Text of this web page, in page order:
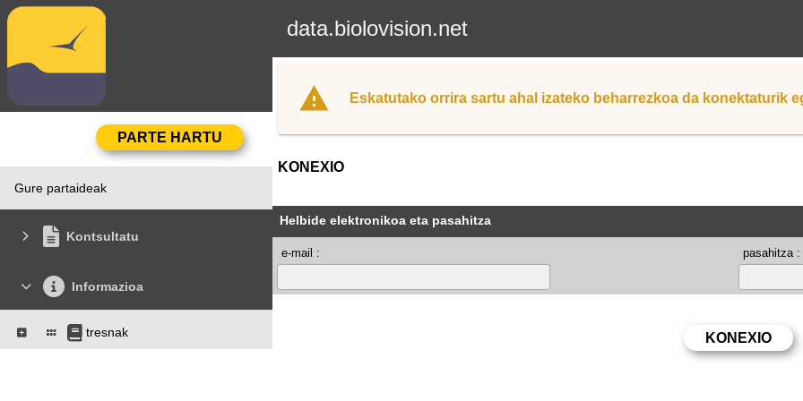
data.biolovision.net
Gure partaideak
Kontsultatu
Informazioa
tresnak
Eskatutako orrira sartu ahal izateko beharrezkoa da konektaturik
KONEXIO
Helbide elektronikoa eta pasahitza
e-mail : pasahitza :